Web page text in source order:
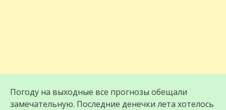
Погоду на выходные все прогнозы обещали
замечательную. Последние денечки лета хотелось